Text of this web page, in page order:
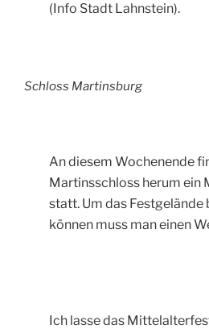
(Info Stadt Lahnstein).
Schloss Martinsburg
An diesem Wochenende
Martinsschloss herum ein
statt. Um das Festgelände
können muss man einen
Ich lasse das